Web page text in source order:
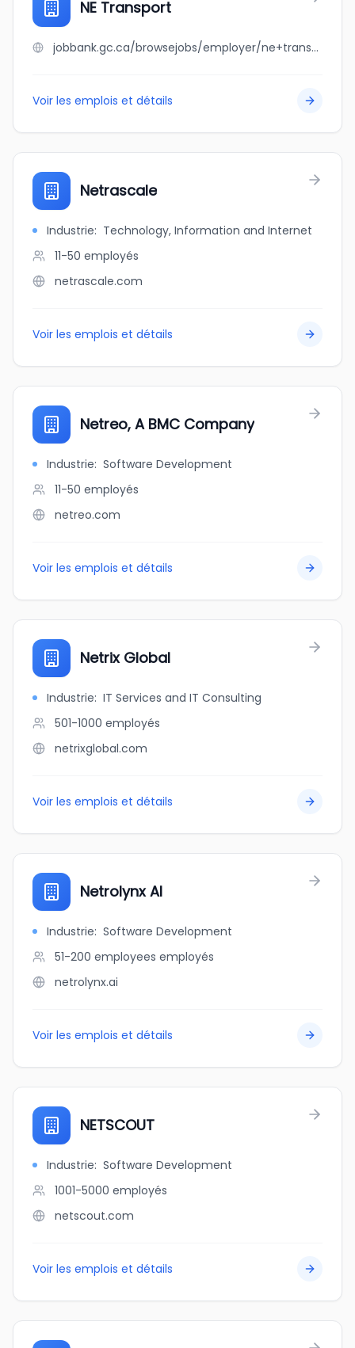
NE Transport
jobbank.gc.ca/browsejobs/employer/ne+transport/ca
Voir les emplois et détails
Netrascale
Industrie: Technology, Information and Internet
11-50 employés
netrascale.com
Voir les emplois et détails
Netreo, A BMC Company
Industrie: Software Development
11-50 employés
netreo.com
Voir les emplois et détails
Netrix Global
Industrie: IT Services and IT Consulting
501-1000 employés
netrixglobal.com
Voir les emplois et détails
Netrolynx AI
Industrie: Software Development
51-200 employees employés
netrolynx.ai
Voir les emplois et détails
NETSCOUT
Industrie: Software Development
1001-5000 employés
netscout.com
Voir les emplois et détails